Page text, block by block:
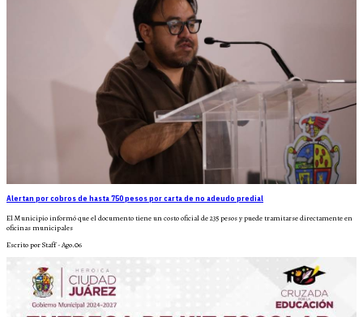
Alertan por cobros de hasta 750 pesos por carta de no adeudo predial
El Municipio informó que el documento tiene un costo oficial de 235 pesos y puede tramitarse directamente en
oficinas municipales
Escrito por Staff - Ago.06